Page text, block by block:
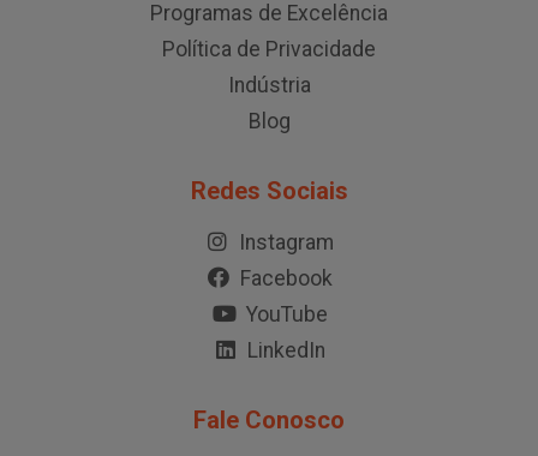
Programas de Excelência
Política de Privacidade
Indústria
Blog
Redes Sociais
Instagram
Facebook
YouTube
LinkedIn
Fale Conosco